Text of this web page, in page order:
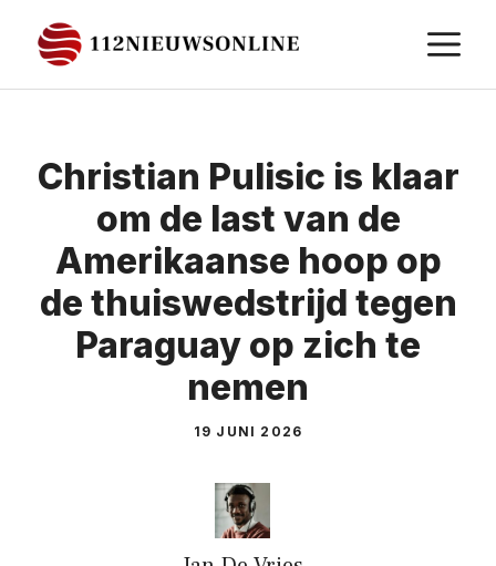
naar
de
Christian Pulisic is klaar
om de last van de
Amerikaanse hoop op
de thuiswedstrijd tegen
Paraguay op zich te
nemen
19 JUNI 2026